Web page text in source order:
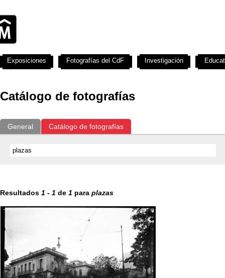
Catálogo de fotografías
General Catálogo de fotografías
Resultados 1 - 1 de 1 para plazas
Exposiciones Fotografías del CdF Investigación